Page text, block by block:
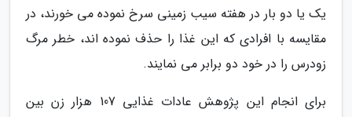
یک یا دو بار در هفته سیب زمینی سرخ نموده می خورند، در
مقایسه با افرادی که این غذا را حذف نموده اند، خطر مرگ
زودرس را در خود دو برابر می نمایند.
برای انجام این پژوهش عادات غذایی 107 هزار زن بین